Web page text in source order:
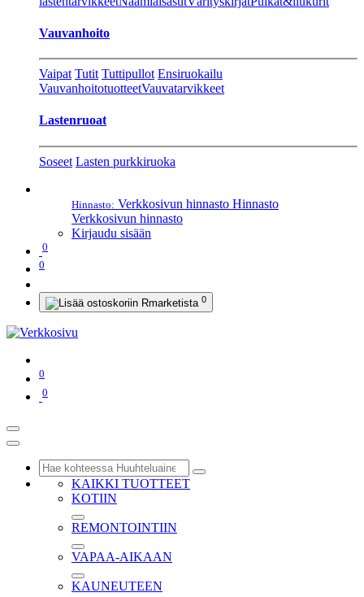
Vauvanhoito
Vaipat Tutit Tuttipullot Ensiruokailu
VauvanhoitotuotteetVauvatarvikkeet
Lastenruoat
Soseet Lasten purkkiruoka
Hinnasto: Verkkosivun hinnasto Hinnasto
Verkkosivun hinnasto
Kirjaudu sisään
0
0
0
0
0
KAIKKI TUOTTEET
KOTIIN
REMONTOINTIIN
VAPAA-AIKAAN
KAUNEUTEEN